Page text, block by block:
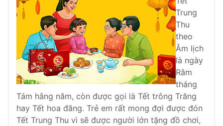
Trung
Thu
theo
Âm lịch
là ngày
Rằm
tháng
Tám hằng năm, còn được gọi là Tết trông Trăng
hay Tết hoa đăng. Trẻ em rất mong đợi được đón
Tết Trung Thu vì sẽ được người lớn tặng đồ chơi,